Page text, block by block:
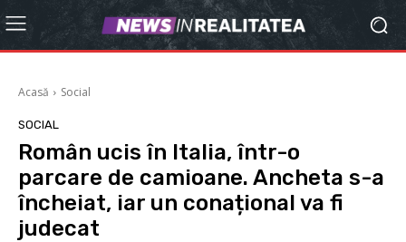
Acasă Social
SOCIAL
Român ucis în Italia, într-o
parcare de camioane. Ancheta s-a
încheiat, iar un conațional va fi
judecat